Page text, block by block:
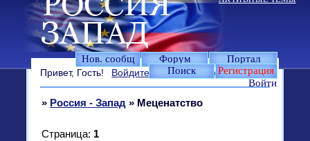
Нов. сообщ Форум
Портал
Поиск
Регистрация
Войти
Привет, Гость! Войдите илизарегистрируйтесь.
» Россия - Запад » Меценатство
Страница: 1